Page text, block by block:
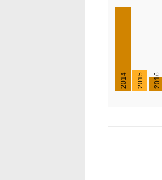
2014 2015 2016